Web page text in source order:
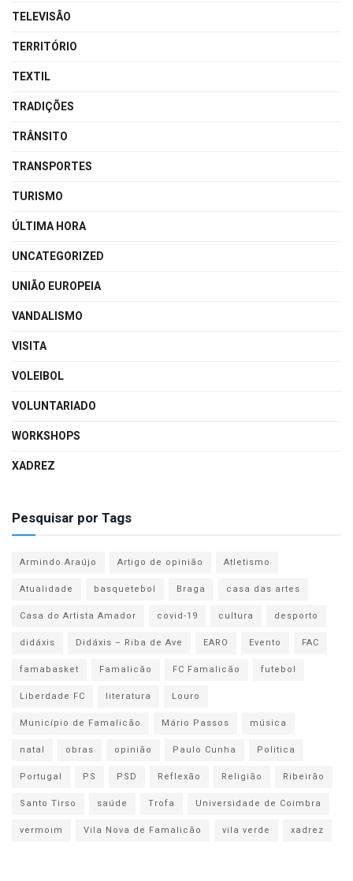
TELEVISÃO
TERRITÓRIO
TEXTIL
TRADIÇÕES
TRÂNSITO
TRANSPORTES
TURISMO
ÚLTIMA HORA
UNCATEGORIZED
UNIÃO EUROPEIA
VANDALISMO
VISITA
VOLEIBOL
VOLUNTARIADO
WORKSHOPS
XADREZ
Pesquisar por Tags
Armindo Araújo Artigo de opinião
Atletismo
Atualidade
basquetebol Braga
casa das artes
Casa do Artista Amador
covid-19 cultura
desporto
didáxis
Didáxis – Riba de Ave EARO Evento
FAC
famabasket
Famalicão FC Famalicão
futebol
Liberdade FC
literatura
Louro
Município de Famalicão
Mário Passos
música
natal
obras opinião Paulo Cunha
Politica
Portugal
PS PSD Reflexão Religião
Ribeirão
Santo Tirso
saúde Trofa
Universidade de Coimbra
vermoim
Vila Nova de Famalicão vila verde xadrez